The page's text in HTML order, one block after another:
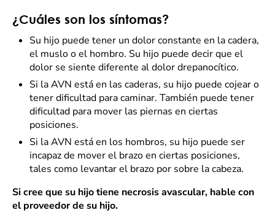
¿Cuáles son los síntomas?
Su hijo puede tener un dolor constante en la cadera,
el muslo o el hombro. Su hijo puede decir que el
dolor se siente diferente al dolor drepanocítico.
Si la AVN está en las caderas, su hijo puede cojear o
tener dificultad para caminar. También puede tener
dificultad para mover las piernas en ciertas
posiciones.
Si la AVN está en los hombros, su hijo puede ser
incapaz de mover el brazo en ciertas posiciones,
tales como levantar el brazo por sobre la cabeza.
Si cree que su hijo tiene necrosis avascular, hable con
el proveedor de su hijo.